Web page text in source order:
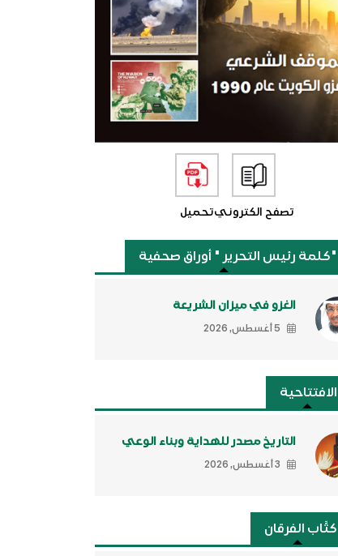
تصفح الكترونيتحميل
"كلمة رئيس التحرير " أوراق صحفية
الغزو في ميزان الشريعة
5 أغسطس, 2026
الافتتاحية
التاريخ مصدر للهداية وبناء الوعي
3 أغسطس, 2026
كتَّاب الفرقان